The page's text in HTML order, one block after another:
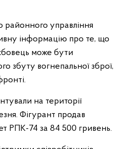
районного управління
інформацію про те, що
може бути
збуту вогнепальної зброї,
на території
Фігурант продав
РПК-74 за 84 500 гривень.